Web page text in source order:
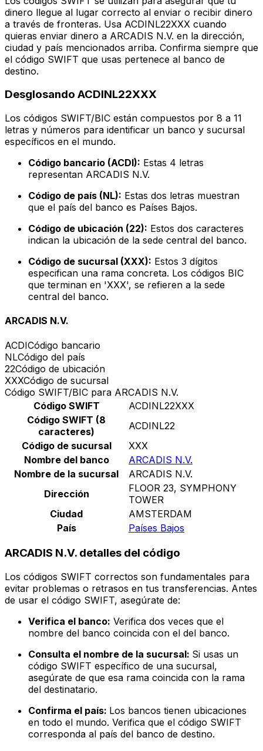
dinero llegue al lugar correcto al enviar o recibir dinero
a través de fronteras. Usa ACDINL22XXX cuando
quieras enviar dinero a ARCADIS N.V. en la dirección,
ciudad y país mencionados arriba. Confirma siempre que
el código SWIFT que usas pertenece al banco de
destino.
Desglosando ACDINL22XXX
Los códigos SWIFT/BIC están compuestos por 8 a 11
letras y números para identificar un banco y sucursal
específicos en el mundo.
Código bancario (ACDI): Estas 4 letras
representan ARCADIS N.V.
Código de país (NL): Estas dos letras muestran
que el país del banco es Países Bajos.
Código de ubicación (22): Estos dos caracteres
indican la ubicación de la sede central del banco.
Código de sucursal (XXX): Estos 3 dígitos
especifican una rama concreta. Los códigos BIC
que terminan en 'XXX', se refieren a la sede
central del banco.
ARCADIS N.V.
ACDICódigo bancario
NLCódigo del país
22Código de ubicación
XXXCódigo de sucursal
Código SWIFT/BIC para ARCADIS N.V.
Código SWIFT
ACDINL22XXX
Código SWIFT (8
caracteres)
ACDINL22
Código de sucursal
XXX
Nombre del banco
ARCADIS N.V.
Nombre de la sucursal
ARCADIS N.V.
Dirección
FLOOR 23, SYMPHONY
TOWER
Ciudad
AMSTERDAM
País
Países Bajos
ARCADIS N.V. detalles del código
Los códigos SWIFT correctos son fundamentales para
evitar problemas o retrasos en tus transferencias. Antes
de usar el código SWIFT, asegúrate de:
Verifica el banco: Verifica dos veces que el
nombre del banco coincida con el del banco.
Consulta el nombre de la sucursal: Si usas un
código SWIFT específico de una sucursal,
asegúrate de que esa rama coincida con la rama
del destinatario.
Confirma el país: Los bancos tienen ubicaciones
en todo el mundo. Verifica que el código SWIFT
corresponda al país del banco de destino.